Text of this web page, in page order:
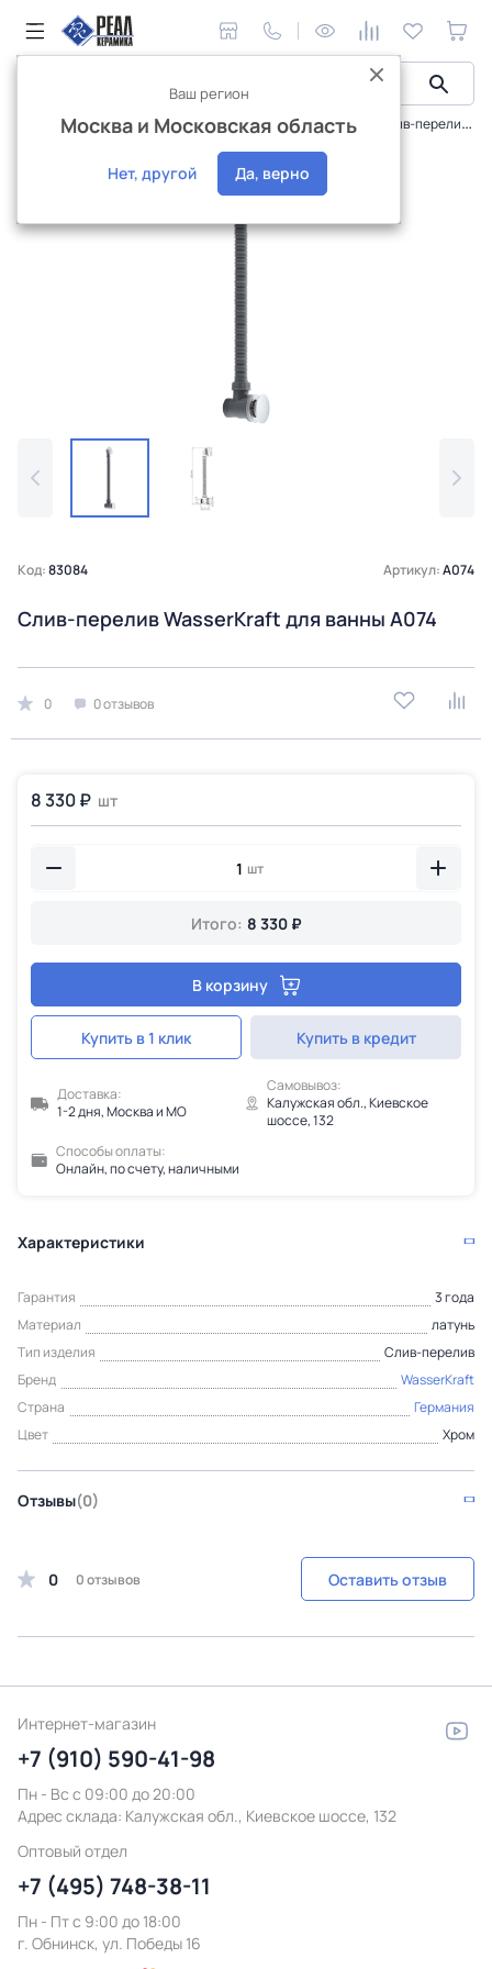
Сантехника и аксессуары Сливная арматура Слив-перелив WasserKraft для ванны A074
Интернет-магазин
Код:83084 Артикул:A074
Слив-перелив WasserKraft для ванны A074
0 0 отзывов
8 330 ₽ шт
шт
Итого: 8 330 ₽
В корзину
Купить в 1 клик Купить в кредит
Доставка:
1-2 дня, Москва и МО
Самовывоз:
Калужская обл., Киевское
шоссе, 132
Способы оплаты:
Онлайн, по счету, наличными
Характеристики
Гарантия
3 года
Материал
латунь
Тип изделия
Слив-перелив
Бренд
WasserKraft
Страна
Германия
Цвет
Хром
Отзывы(0)
0 0 отзывов Оставить отзыв
Интернет-магазин
+7 (910) 590-41-98
Пн - Вс с 09:00 до 20:00
Адрес склада: Калужская обл., Киевское шоссе, 132
Оптовый отдел
+7 (495) 748-38-11
Пн - Пт c 9:00 до 18:00
г. Обнинск, ул. Победы 16
Ваш регион
Москва и Московская область
Нет, другой Да, верно